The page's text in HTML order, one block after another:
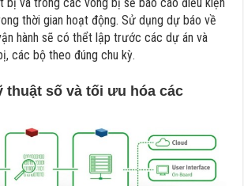
thời gian hoạt động. Sử dụng dự báo về
hành sẽ có thểt lập trước các dự án và
các bộ theo đúng chu kỳ.
thuật số và tối ưu hóa các